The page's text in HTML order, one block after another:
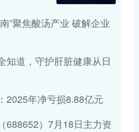
”聚焦酸汤产业 破解企业
知道，守护肝脏健康从日
2025年净亏损8.88亿元
688652）7月18日主力资